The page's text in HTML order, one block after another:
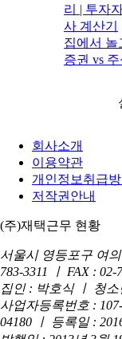
리 | 투자
사 계산기
집에서 놀
증권 vs
회사소개
이용약관
개인정보취급
저작권안내
(주)재택근무 현황
서울시 영등포구 여
783-3311 ㅣ FAX :
집인 : 박호식 ㅣ 청
사업자등록번호 :
04180 ㅣ 등록일 :